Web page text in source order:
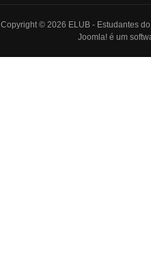
Copyright © 2026 ELUB - Estudantes
Joomla!é um